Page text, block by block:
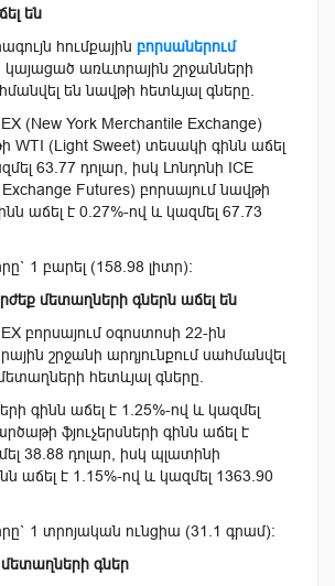
են
հումքային բորսաներում
կայացած առևտրային շրջանների
են նավթի հետևյալ գները.
(New York Merchantile Exchange)
WTI (Light Sweet) տեսակի գինն աճել
63.77 դոլար, իսկ Լոնդոնի IСE
Futures) բորսայում նավթի
աճել է 0.27%-ով և կազմել 67.73
1 բարել (158.98 լիտր):
մետաղների գներն աճել են
բորսայում օգոստոսի 22-ին
շրջանի արդյունքում սահմանվել
հետևյալ գները.
գինն աճել է 1.25%-ով և կազմել
ֆյուչերսների գինն աճել է
38.88 դոլար, իսկ պլատինի
աճել է 1.15%-ով և կազմել 1363.90
1 տրոյական ունցիա (31.1 գրամ):
գներ